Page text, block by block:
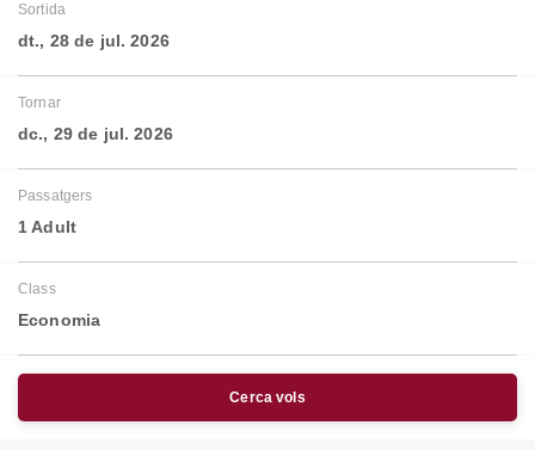
Sortida
dt., 28 de jul. 2026
Tornar
dc., 29 de jul. 2026
Passatgers
1 Adult
Class
Economia
Cerca vols